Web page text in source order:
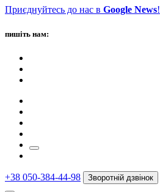
Приєднуйтесь до нас в Google News!
пишіть нам:
+38 050-384-44-98 Зворотній дзвінок